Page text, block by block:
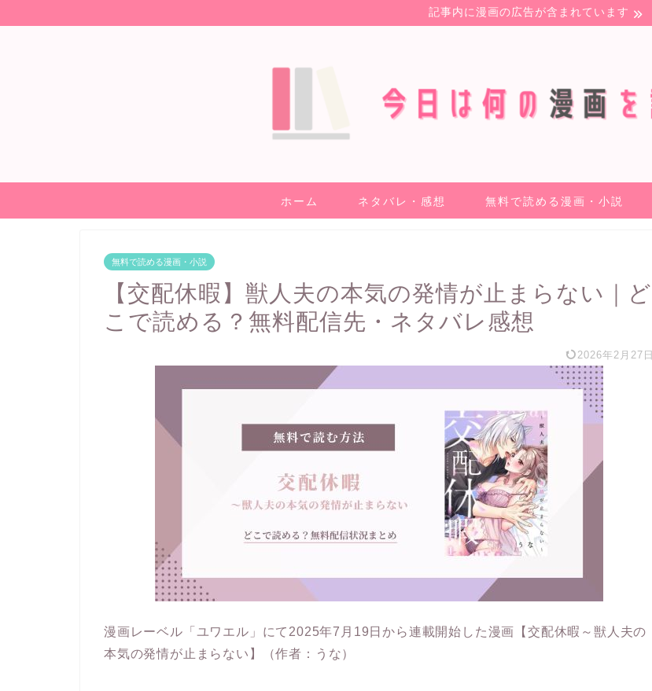
記事内に漫画の広告が含まれています
ホーム ネタバレ・感想 無料で読める漫画・小説
無料で読める漫画・小説
【交配休暇】獣人夫の本気の発情が止まらない｜ど
こで読める？無料配信先・ネタバレ感想
2026年2月27日
漫画レーベル「ユワエル」にて2025年7月19日から連載開始した漫画【交配休暇～獣人夫の
本気の発情が止まらない】（作者：うな）